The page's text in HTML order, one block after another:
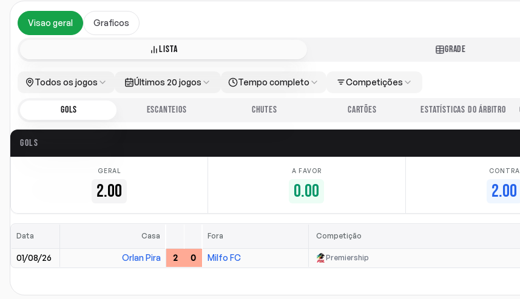
Visao geral Graficos
LISTA GRADE
Todos os jogos Últimos 20 jogos Tempo completo Competições
GOLS ESCANTEIOS CHUTES CARTÕES ESTATÍSTICAS DO ÁRBITRO
GOLS
GERAL
2.00
A FAVOR
0.00
CONTRA
2.00
Data Casa Fora Competição
01/08/26 Orlan Pira 2 0 Milfo FC Premiership